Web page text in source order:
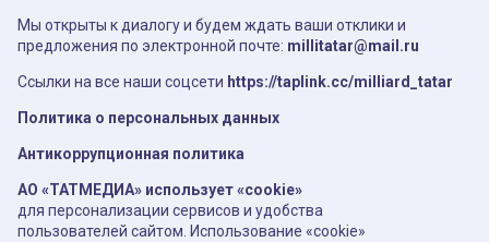
Мы открыты к диалогу и будем ждать ваши отклики и
предложения по электронной почте: millitatar@mail.ru
Ссылки на все наши соцсети https://taplink.cc/milliard_tatar
Политика о персональных данных
Антикоррупционная политика
АО «ТАТМЕДИА» использует «cookie»
для персонализации сервисов и удобства
пользователей сайтом. Использование «cookie»